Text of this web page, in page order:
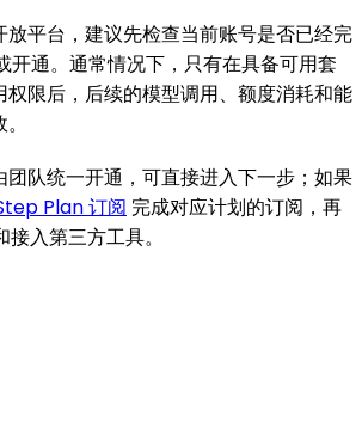
平台，建议先检查当前账号是否已经完
通。通常情况下，只有在具备可用套
限后，后续的模型调用、额度消耗和能
队统一开通，可直接进入下一步；如果
Plan 订阅 完成对应计划的订阅，再
入第三方工具。